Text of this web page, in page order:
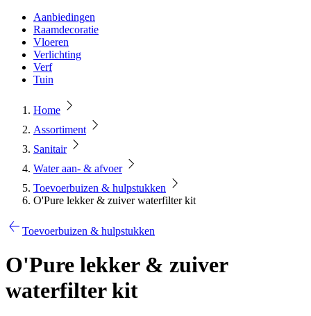
Aanbiedingen
Raamdecoratie
Vloeren
Verlichting
Verf
Tuin
Home
Assortiment
Sanitair
Water aan- & afvoer
Toevoerbuizen & hulpstukken
O'Pure lekker & zuiver waterfilter kit
Toevoerbuizen & hulpstukken
O'Pure lekker & zuiver
waterfilter kit